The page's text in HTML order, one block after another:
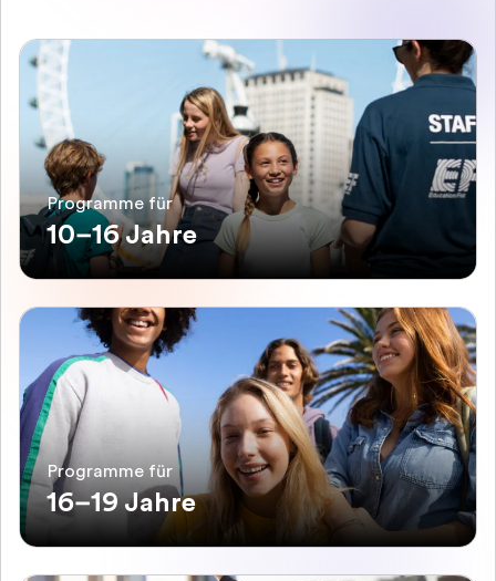
Programme für
10–16 Jahre
Programme für
16–19 Jahre